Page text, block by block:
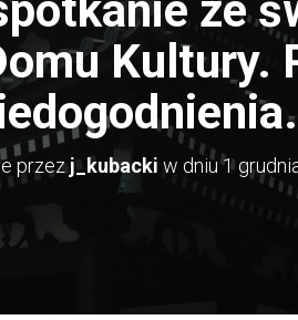
Kultury.
przezj_kubacki w dniu1